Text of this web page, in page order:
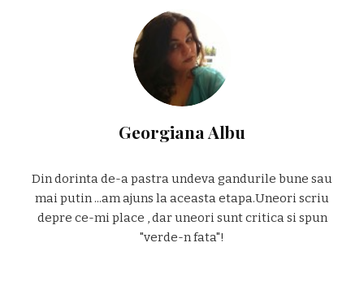
Georgiana Albu
Din dorinta de-a pastra undeva gandurile bune sau
mai putin ...am ajuns la aceasta etapa.Uneori scriu
depre ce-mi place , dar uneori sunt critica si spun
"verde-n fata"!